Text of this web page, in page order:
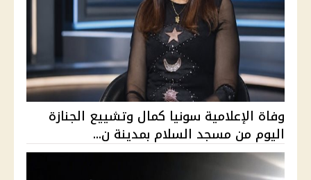
وفاة الإعلامية سونيا كمال وتشييع الجنازة
اليوم من مسجد السلام بمدينة ن...